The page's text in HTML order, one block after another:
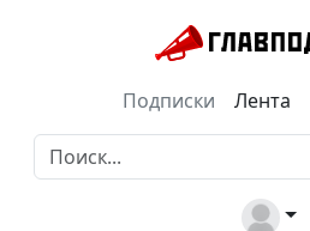
Подписки Лента